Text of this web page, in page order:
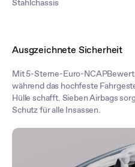
Stahlchassis
Ausgzeichnete Sicherheit
Mit 5-Sterne-Euro-
während das hochfeste
Hülle schafft. Sieben Airbags
Schutz für alle Insassen.